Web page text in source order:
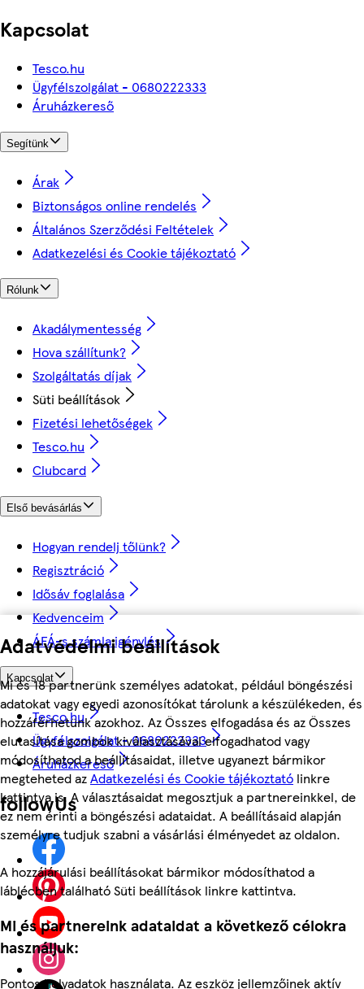
Adatvédelmi beállítások
Mi és 18 partnerünk személyes adatokat, például böngészési
adatokat vagy egyedi azonosítókat tárolunk a készülékeden, és
hozzáférhetünk azokhoz. Az Összes elfogadása és az Összes
elutasítása gombok kiválasztásával elfogadhatod vagy
módosíthatod a beállításaidat, illetve ugyanezt bármikor
megteheted azAdatkezelési és Cookie tájékoztató linkre
kattintva is. A választásaidat megosztjuk a partnereinkkel, de
ez nem érinti a böngészési adataidat. A beállításaid alapján
személyre tudjuk szabni a vásárlási élményedet az oldalon.
A hozzájárulási beállításokat bármikor módosíthatod a
láblécben található Süti beállítások linkre kattintva.
Mi és partnereink adataidat a következő célokra
használjuk:
Pontos helyadatok használata. Az eszköz jellemzőinek aktív
Kapcsolat
Tesco.hu
Ügyfélszolgálat - 0680222333
Áruházkereső
Segítünk
Árak
Biztonságos online rendelés
Általános Szerződési Feltételek
Adatkezelési és Cookie tájékoztató
Rólunk
Akadálymentesség
Hova szállítunk?
Szolgáltatás díjak
Süti beállítások
Fizetési lehetőségek
Tesco.hu
Clubcard
Első bevásárlás
Hogyan rendelj tőlünk?
Regisztráció
Idősáv foglalása
Kedvenceim
ÁFÁ-s számla igénylés
Kapcsolat
Tesco.hu
Ügyfélszolgálat - 0680222333
Áruházkereső
followUs